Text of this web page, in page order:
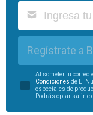
Regístrate a
Al someter tu correo
Condiciones de El
especiales de
Podrás optar salirte